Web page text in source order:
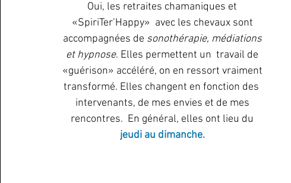
Oui, les retraites chamaniques et
«SpiriTer’Happy»  avec les chevaux sont
accompagnées de sonothérapie, médiations
et hypnose. Elles permettent un  travail de
«guérison» accéléré, on en ressort vraiment
transformé. Elles changent en fonction des
intervenants, de mes envies et de mes
rencontres.  En général, elles ont lieu du
jeudi au dimanche.